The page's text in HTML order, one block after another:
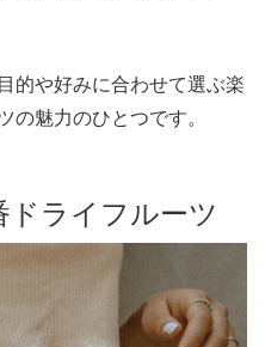
的や好みに合わせて選ぶ楽
の魅力のひとつです。
ライフルーツ